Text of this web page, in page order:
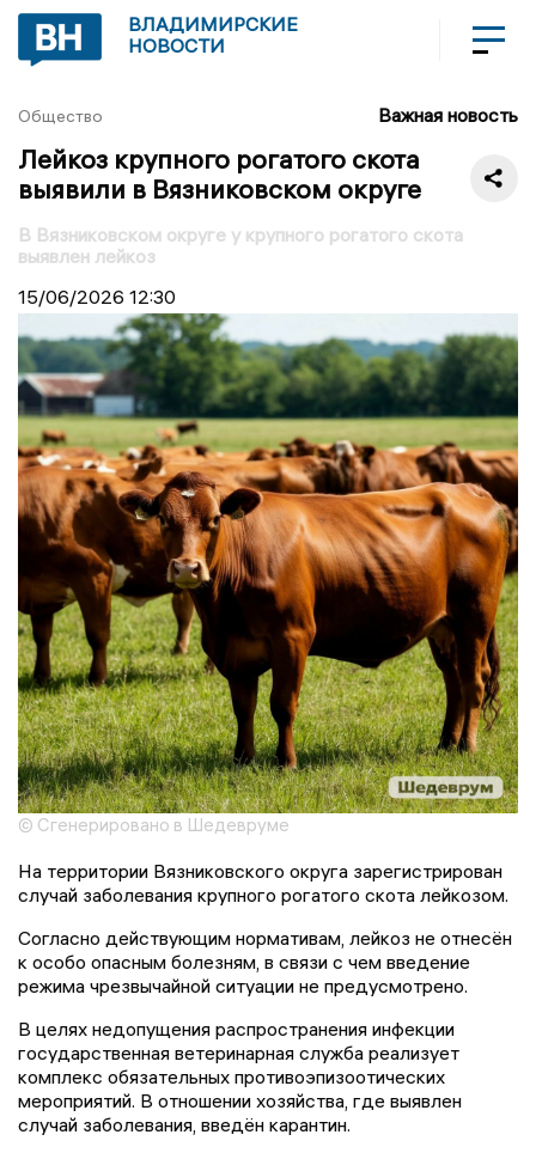
ВЛАДИМИРСКИЕ
НОВОСТИ
Общество Важная новость
Лейкоз крупного рогатого скота
выявили в Вязниковском округе
В Вязниковском округе у крупного рогатого скота
выявлен лейкоз
15/06/2026 12:30
© Сгенерировано в Шедевруме
На территории Вязниковского округа зарегистрирован
случай заболевания крупного рогатого скота лейкозом.
Согласно действующим нормативам, лейкоз не отнесён
к особо опасным болезням, в связи с чем введение
режима чрезвычайной ситуации не предусмотрено.
В целях недопущения распространения инфекции
государственная ветеринарная служба реализует
комплекс обязательных противоэпизоотических
мероприятий. В отношении хозяйства, где выявлен
случай заболевания, введён карантин.